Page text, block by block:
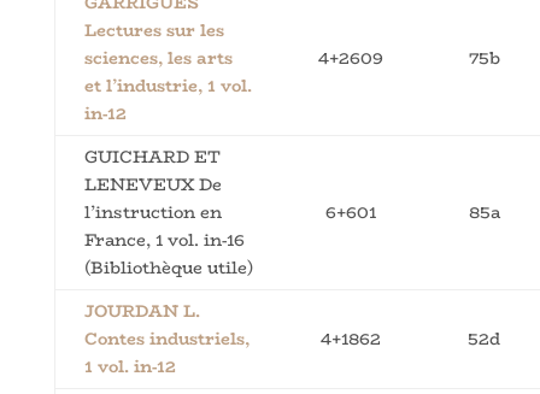
Lectures sur les
sciences, les arts
et l’industrie, 1 vol.
in-12
4+2609 75b
GUICHARD ET
LENEVEUX De
l’instruction en
France, 1 vol. in-16
(Bibliothèque utile)
6+601 85a
JOURDAN L.
Contes industriels,
1 vol. in-12
4+1862 52d